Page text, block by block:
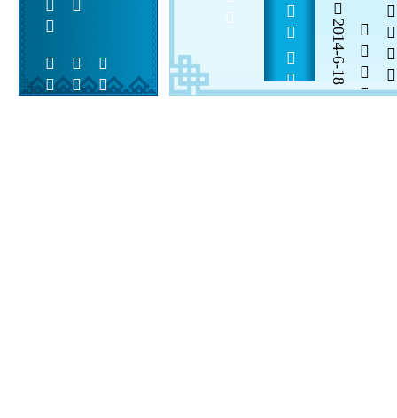
  
2014-6-18